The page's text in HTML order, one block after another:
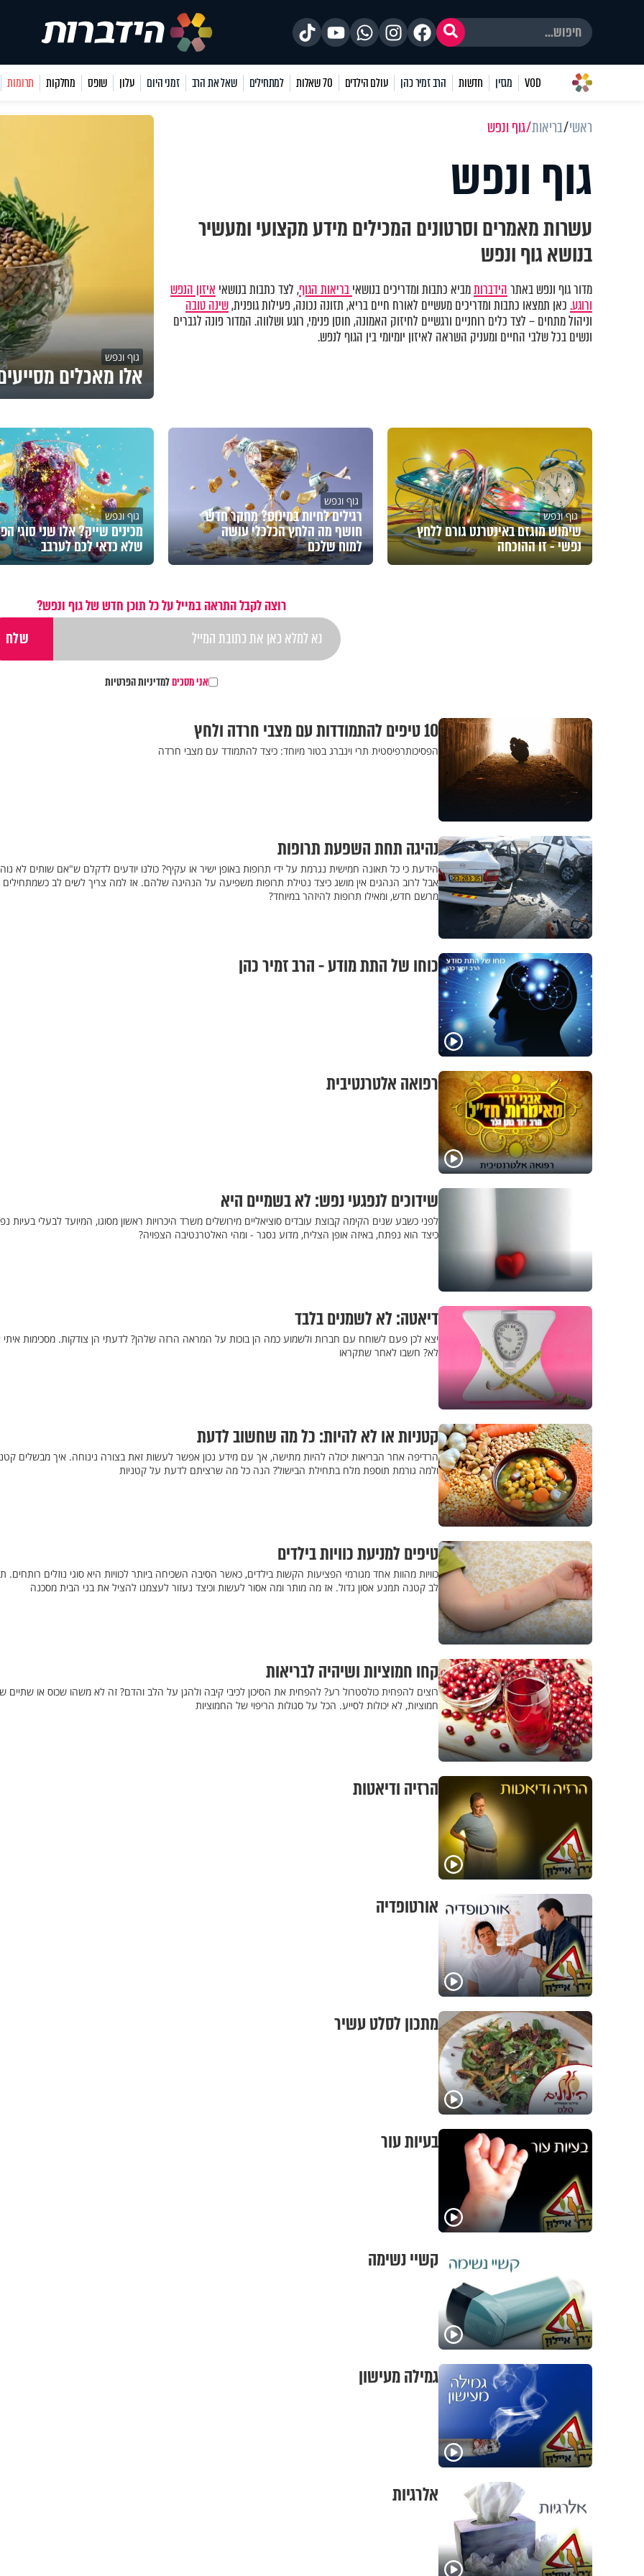
VOD מגזין חדשות הרב זמיר כהן עולם הילדים 70 שאלות למתחילים שאל את הרב זמני היום עלון שופס מחלקות תרומות
ראשי בריאות גוף ונפש
גוף ונפש
עשרות מאמרים וסרטונים המכילים מידע מקצועי ומעשיר
בנושא גוף ונפש
מדור גוף ונפש באתרהידברותמביא כתבות ומדריכים בנושאיבריאות הגוף, לצד כתבות בנושאי איזון הנפש
ורוגע.כאן תמצאו כתבות ומדריכים מעשיים לאורח חיים בריא, תזונה נכונה, פעילות גופנית,שינה טובה
וניהול מתחים – לצד כלים רוחניים ורגשיים לחיזוק האמונה, חוסן פנימי, רוגע ושלווה. המדור פונה לגברים
ונשים בכל שלבי החיים ומעניק השראה לאיזון יומיומי בין הגוף לנפש.
גוף ונפש
אלו מאכלים
גוף ונפש
שימוש מוגזם באינטרנט גורם ללחץ
נפשי - זו ההוכחה
גוף ונפש
רגילים לחיות במינוס? מחקר חדש
חושף מה הלחץ הכלכלי עושה
למוח שלכם
גוף ונפש
מכינים שייק? אלו שני סוגי
שלא כדאי לכם לערבב
רוצה לקבל התראה במייל על כל תוכן חדש של גוף ונפש?
אני מסכיםלמדיניות הפרטיות
10 טיפים להתמודדות עם מצבי חרדה ולחץ
הפסיכותרפיסטית תרי וינברג בטור מיוחד: כיצד להתמודד עם מצבי חרדה
נהיגה תחת השפעת תרופות
הידעת כי כל תאונה חמישית נגרמת על ידי תרופות באופן ישיר או עקיף? כולנו יודעים לדקלם ש"אם שותים לא
אבל לרוב הנהגים אין מושג כיצד נטילת תרופות משפיעה על הנהיגה שלהם. אז למה צריך לשים לב כשמתחילים
מרשם חדש, ומאילו תרופות להיזהר במיוחד?
כוחו של התת מודע - הרב זמיר כהן
רפואה אלטרנטיבית
שידוכים לנפגעי נפש: לא בשמיים היא
לפני כשבע שנים הקימה קבוצת עובדים סוציאליים מירושלים משרד היכרויות ראשון מסוגו, המיועד לבעלי בעיות
כיצד הוא נפתח, באיזה אופן הצליח, מדוע נסגר - ומהי האלטרנטיבה הצפויה?
דיאטה: לא לשמנים בלבד
יצא לכן פעם לשוחח עם חברות ולשמוע כמה הן בוכות על המראה הרזה שלהן? לדעתי הן צודקות. מסכימות איתי
לא? חשבו לאחר שתקראו
קטניות או לא להיות: כל מה שחשוב לדעת
הרדיפה אחר הבריאות יכולה להיות מתישה, אך עם מידע נכון אפשר לעשות זאת בצורה נינוחה. איך מבשלים
ולמה גורמת תוספת מלח בתחילת הבישול? הנה כל מה שרציתם לדעת על קטניות
טיפים למניעת כוויות בילדים
כוויות מהוות אחד מגורמי הפציעות הקשות בילדים, כאשר הסיבה השכיחה ביותר לכוויות היא סוגי נוזלים רותחים.
לב קטנה תמנע אסון גדול. אז מה מותר ומה אסור לעשות וכיצד נעזור לעצמנו להציל את בני הבית מסכנה
קחו חמוציות ושיהיה לבריאות
רוצים להפחית כולסטרול רע? להפחית את הסיכון לכיבי קיבה ולהגן על הלב והדם? זה לא משהו שכוס או שתיים
חמוציות, לא יכולות לסייע. הכל על סגולות הריפוי של החמוציות
הרזיה ודיאטות
אורטופדיה
מתכון לסלט עשיר
בעיות עור
קשיי נשימה
גמילה מעישון
אלרגיות